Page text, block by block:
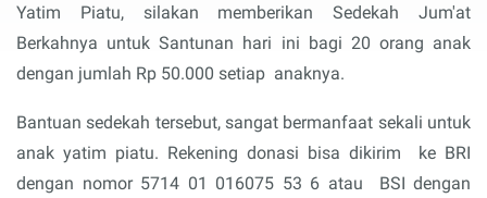
Yatim Piatu, silakan memberikan Sedekah Jum'at
Berkahnya untuk Santunan hari ini bagi 20 orang anak
dengan jumlah Rp 50.000 setiap anaknya.
Bantuan sedekah tersebut, sangat bermanfaat sekali untuk
anak yatim piatu. Rekening donasi bisa dikirim
ke BRI
dengan nomor 5714 01 016075 53 6 atau
BSI dengan